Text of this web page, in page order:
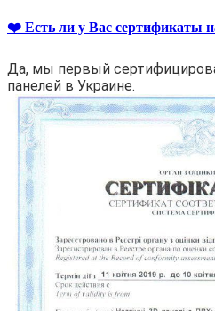
❤️ Есть ли у Вас сертификаты
Да, мы первый
панелей в Украине.